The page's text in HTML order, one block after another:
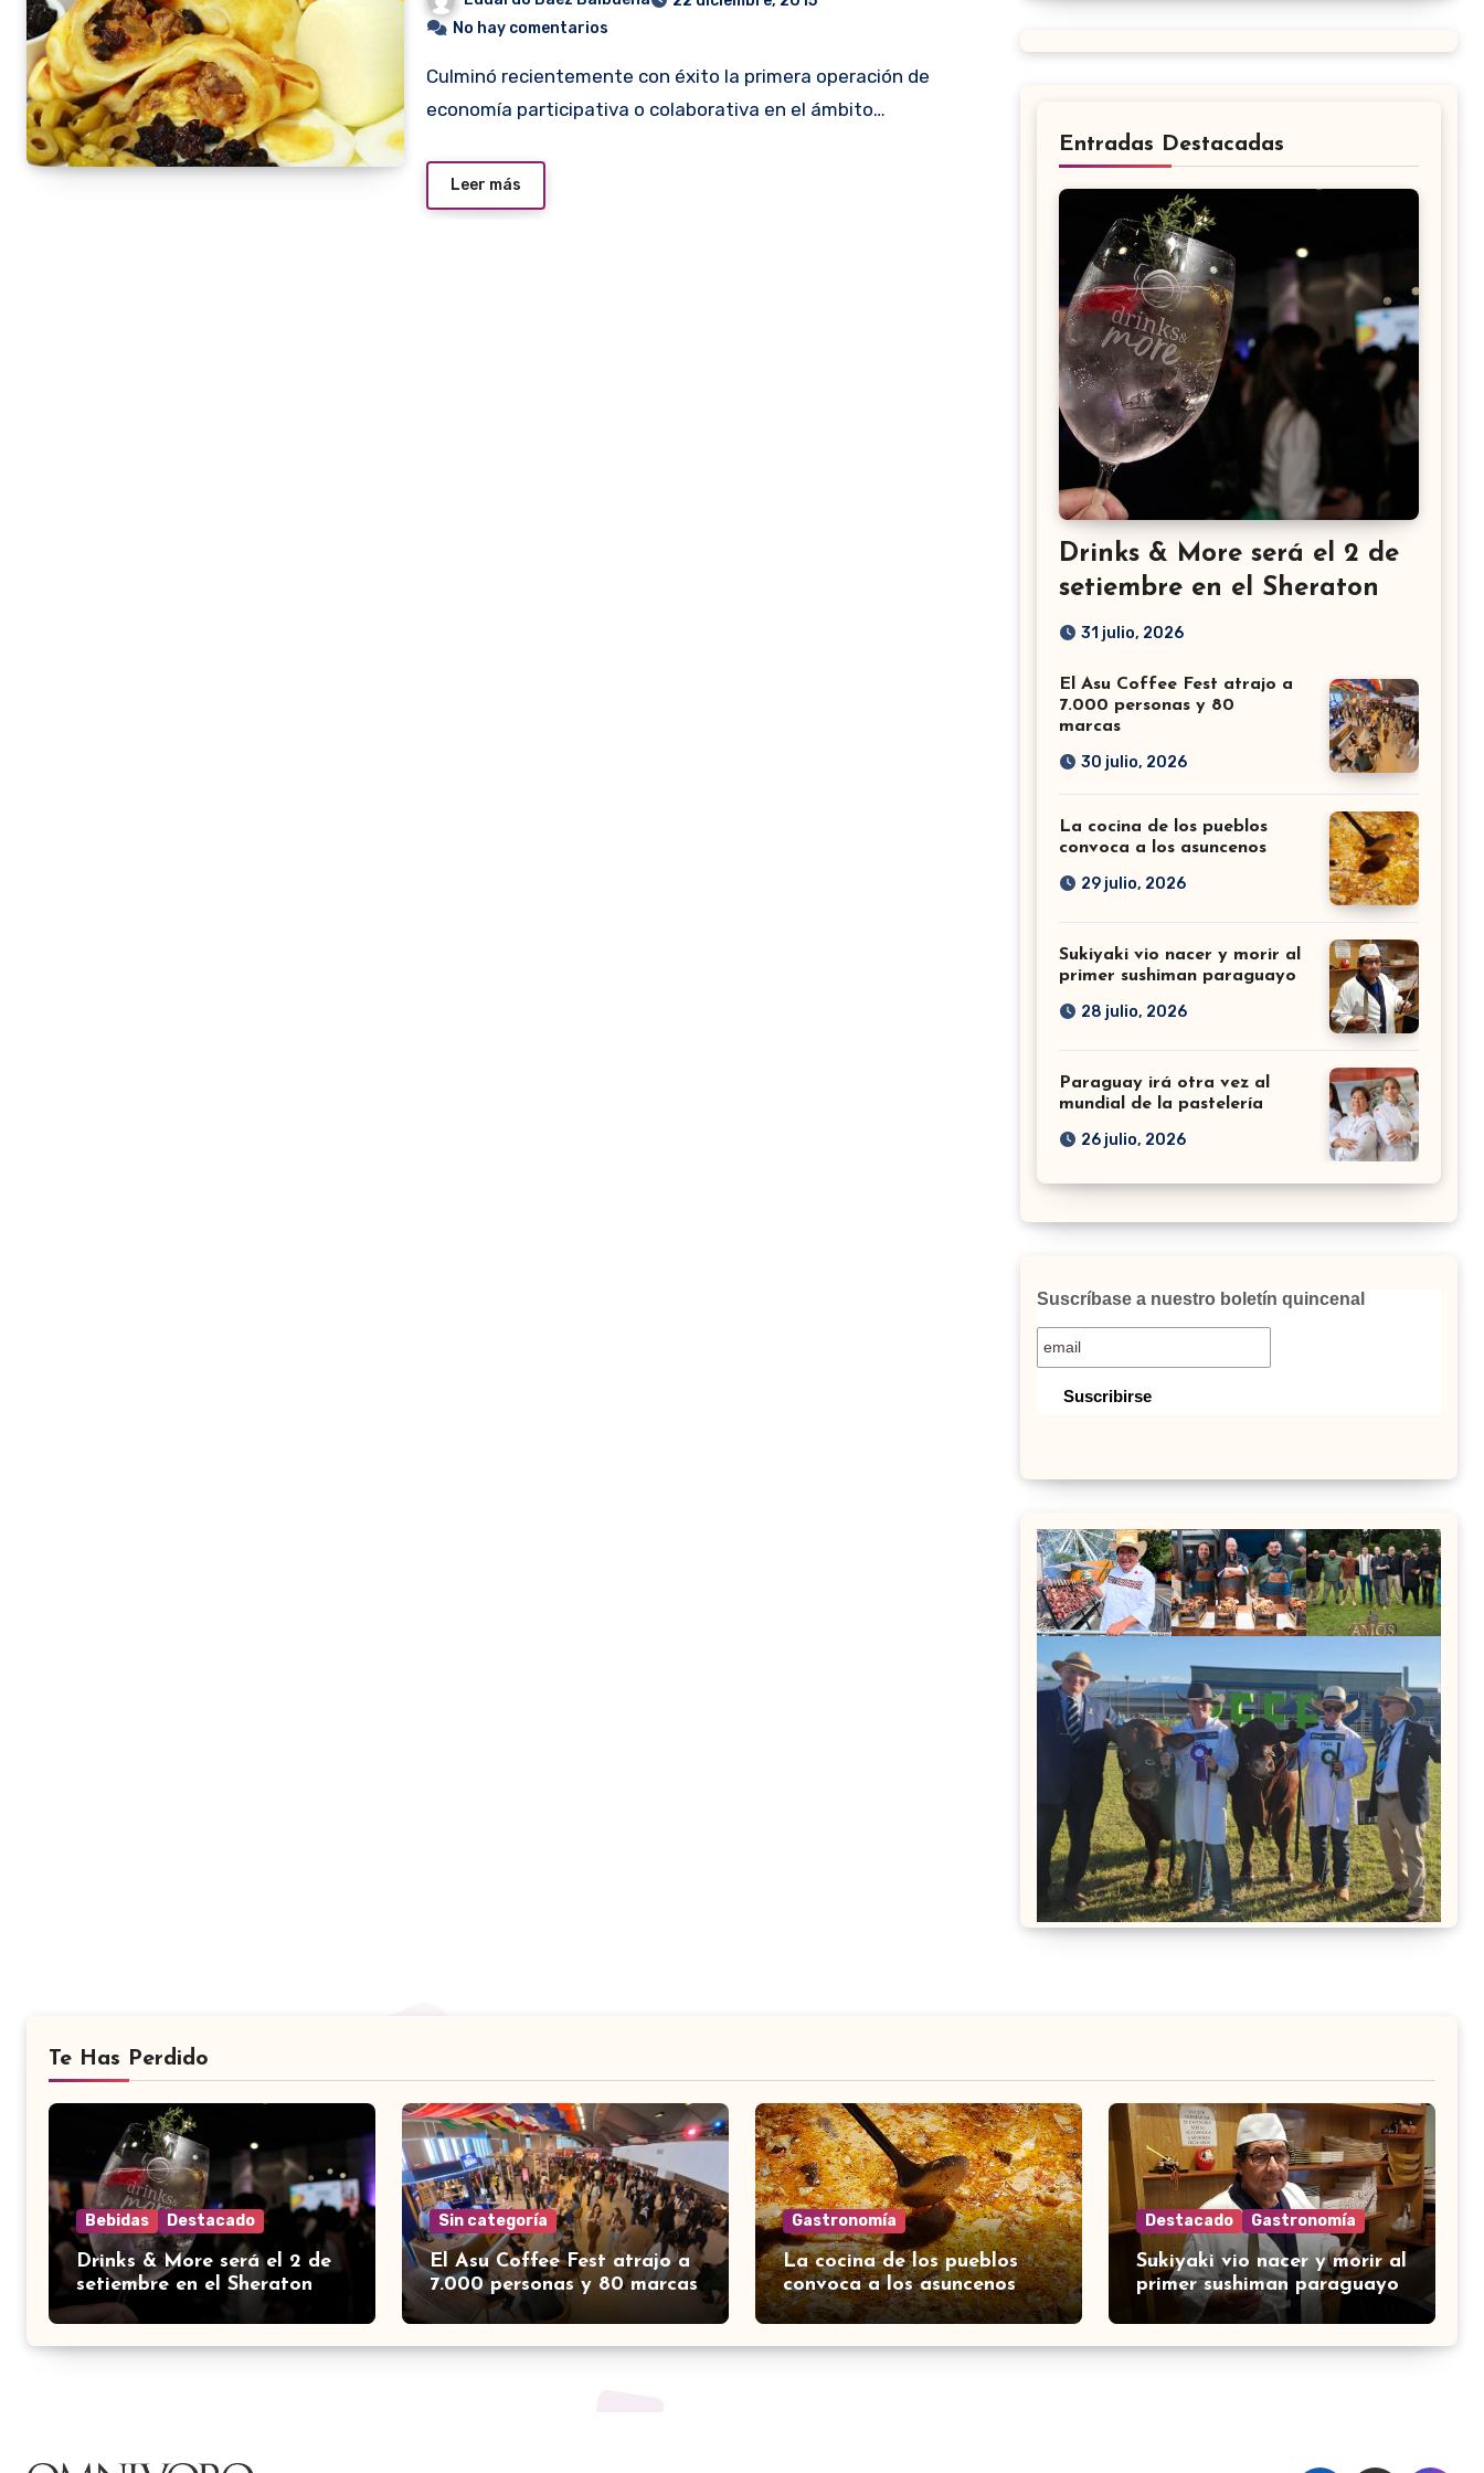
No hay comentarios
Culminó recientemente con éxito la primera operación de
economía participativa o colaborativa en el ámbito…
Leer más
Entradas Destacadas
Drinks & More será el 2 de
setiembre en el Sheraton
31 julio, 2026
El Asu Coffee Fest atrajo a
7.000 personas y 80
marcas
30 julio, 2026
La cocina de los pueblos
convoca a los asuncenos
29 julio, 2026
Sukiyaki vio nacer y morir al
primer sushiman paraguayo
28 julio, 2026
Paraguay irá otra vez al
mundial de la pastelería
26 julio, 2026
Suscríbase a nuestro boletín quincenal
Te Has Perdido
Bebidas Destacado
Drinks & More será el 2 de
setiembre en el Sheraton
Sin categoría
El Asu Coffee Fest atrajo a
7.000 personas y 80 marcas
Gastronomía
La cocina de los pueblos
convoca a los asuncenos
Destacado Gastronomía
Sukiyaki vio nacer y morir al
primer sushiman paraguayo